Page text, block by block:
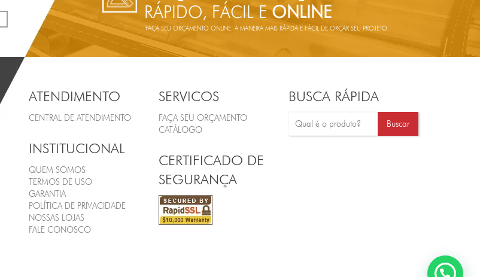
RÁPIDO, FÁCIL EONLINE
FAÇA SEU ORÇAMENTO ONLINE. A MANEIRA MAIS RÁPIDA E FÁCIL DE ORÇAR SEU PROJETO.
ATENDIMENTO
CENTRAL DE ATENDIMENTO
INSTITUCIONAL
QUEM SOMOS
TERMOS DE USO
GARANTIA
POLÍTICA DE PRIVACIDADE
NOSSAS LOJAS
FALE CONOSCO
SERVICOS
FAÇA SEU ORÇAMENTO
CATÁLOGO
CERTIFICADO DE
SEGURANÇA
BUSCA RÁPIDA